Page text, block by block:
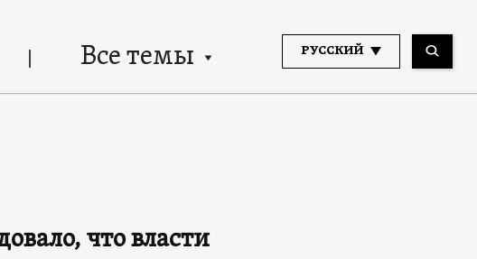
Все темы РУССКИЙ
что власти